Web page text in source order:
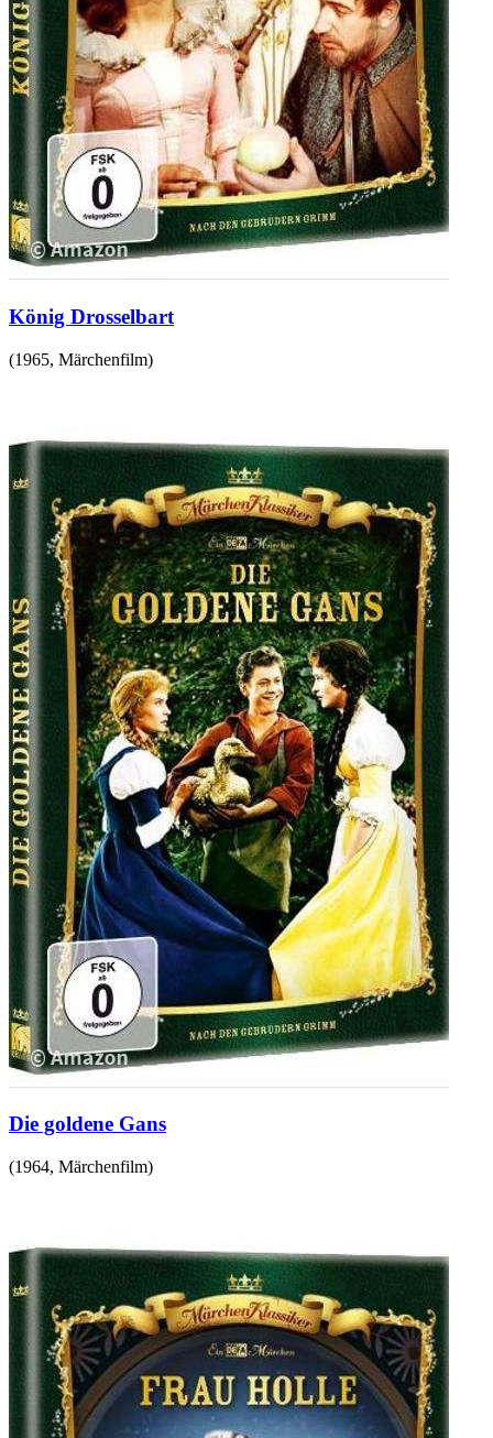
König Drosselbart
(1965, Märchenfilm)
Die goldene Gans
(1964, Märchenfilm)